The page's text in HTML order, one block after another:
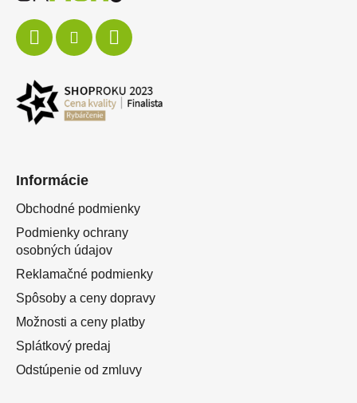
Informácie
Obchodné podmienky
Podmienky ochrany
osobných údajov
Reklamačné podmienky
Spôsoby a ceny dopravy
Možnosti a ceny platby
Splátkový predaj
Odstúpenie od zmluvy